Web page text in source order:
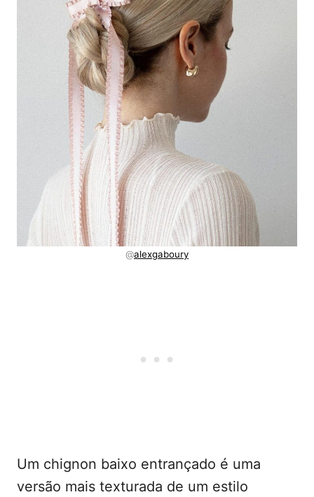
@alexgaboury
Um chignon baixo entrançado é uma
versão mais texturada de um estilo